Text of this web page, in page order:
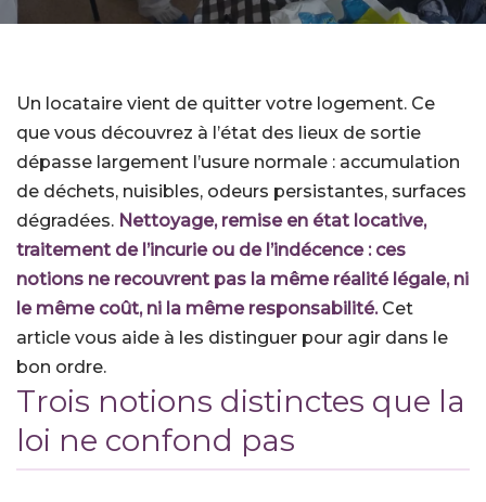
Un locataire vient de quitter votre logement. Ce
que vous découvrez à l’état des lieux de sortie
dépasse largement l’usure normale : accumulation
de déchets, nuisibles, odeurs persistantes, surfaces
dégradées. Nettoyage, remise en état locative,
traitement de l’incurie ou de l’indécence : ces
notions ne recouvrent pas la même réalité légale, ni
le même coût, ni la même responsabilité.Cet
article vous aide à les distinguer pour agir dans le
bon ordre.
Trois notions distinctes que la
loi ne confond pas